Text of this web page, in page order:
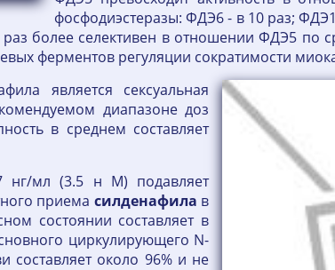
фосфодиэстеразы: ФДЭ6 - в 10 раз;
более селективен в отношении ФДЭ5 по
ферментов регуляции сократимости
является сексуальная
диапазоне доз
в среднем составляет
нг/мл (3.5 н М) подавляет
приема силденафила в
состоянии составляет в
циркулирующего N-
составляет около 96% и не